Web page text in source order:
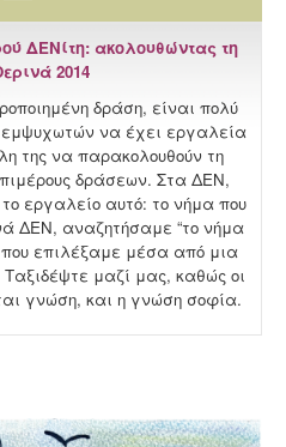
ΔΕΝίτη: ακολουθώντας τη
2014
δράση, είναι πολύ
να έχει εργαλεία
της να παρακολουθούν τη
δράσεων. Στα ΔΕΝ,
εργαλείο αυτό: το νήμα που
ΔΕΝ, αναζητήσαμε “το νήμα
που επιλέξαμε μέσα από μια
μαζί μας, καθώς οι
γνώση, και η γνώση σοφία.